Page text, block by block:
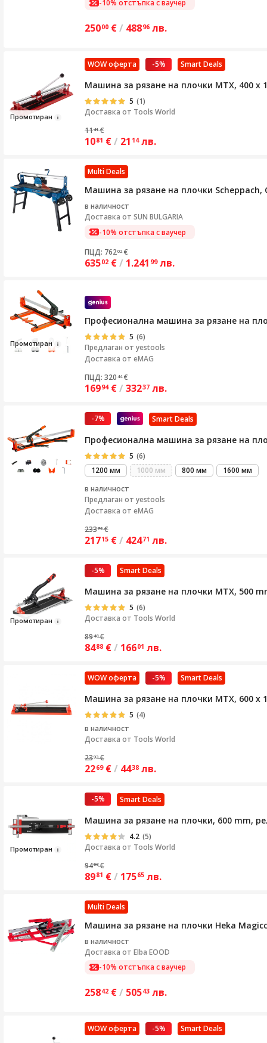
-10% отстъпка с ваучер
25000 €/ 48896 лв.
Промотиран
Smart Deals
-5%
WOW оферта
Машина за рязане на плочки MTX, 400 х
5 (1)
Доставка от Tools World
1141 €
1081 €/ 21 14 лв.
Multi Deals
Машина за рязане на плочки Scheppach,
в наличност
Доставка от SUN BULGARIA
-10% отстъпка с ваучер
ПЦД: 76202 €
63502 €/ 1.241 99 лв.
Промотиран
Професионална машина за рязане на
5 (6)
Предлаган от yestools
Доставка от eMAG
ПЦД: 320 44 €
16994 €/ 33237 лв.
Smart Deals
-7%
Професионална машина за рязане на
5 (6)
1200 мм
1000 мм 800 мм
1600 мм
в наличност
Предлаган от yestools
Доставка от eMAG
23372 €
21715 €/ 42471 лв.
Промотиран
Smart Deals
-5%
Машина за рязане на плочки MTX, 500
5 (6)
Доставка от Tools World
8948 €
8488 €/ 16601 лв.
Smart Deals
-5%
WOW оферта
Машина за рязане на плочки MTX, 600 х
5 (4)
в наличност
Доставка от Tools World
2393 €
2269 €/ 4438 лв.
Промотиран
Smart Deals
-5%
Машина за рязане на плочки, 600 mm,
4.2 (5)
Доставка от Tools World
9468 €
8981 €/ 17565 лв.
Multi Deals
Машина за рязане на плочки Heka
в наличност
Доставка от Elba EOOD
-10% отстъпка с ваучер
25842 €/ 50543 лв.
Smart Deals
-5%
WOW оферта